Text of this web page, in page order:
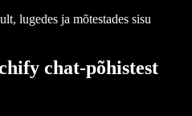
lugedes ja mõtestades sisu
chat-põhistest